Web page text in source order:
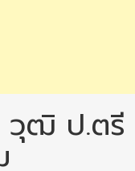
วุฒิ ป.ต